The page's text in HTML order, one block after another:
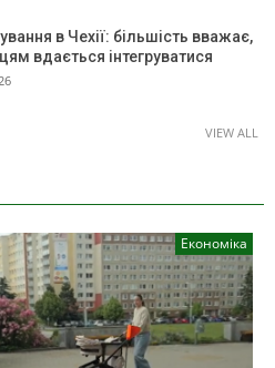
в Чехії: більшість вважає,
вдається інтегруватися
VIEW ALL
Економіка